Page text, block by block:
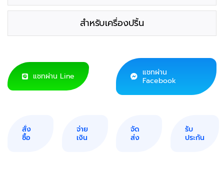
สำหรับเครื่องปริ้น
แชทผ่าน Line
แชทผ่าน
Facebook
สั่ง
ซื้อ
จ่าย
เงิน
จัด
ส่ง
รับ
ประกัน